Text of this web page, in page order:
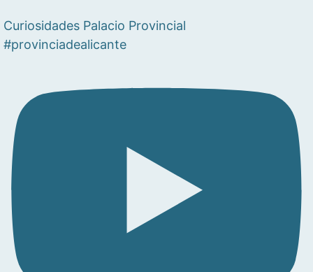
Curiosidades Palacio Provincial
#provinciadealicante